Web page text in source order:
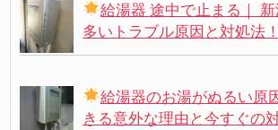
給湯器 途中で止まる｜
多いトラブル原因と対処法！
給湯器のお湯がぬるい原
きる意外な理由と今すぐの